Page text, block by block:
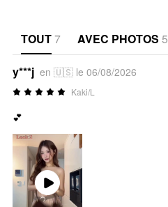
TOUT7 AVEC PHOTOS 5
y***j en 🇺🇸 le 06/08/2026
Kaki/L
💕
Play